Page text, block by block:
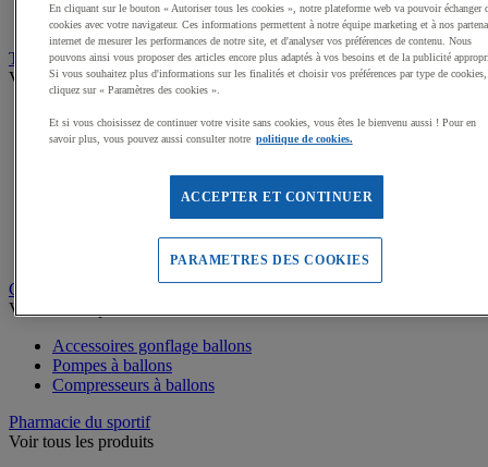
Podiums de sport
Transport et Rangement
Voir tous les produits
Sacs et Filets à ballons
Chariots de manutention
Bacs de rangement
Rangement Sportif
Gonflage et entretien des ballons
Voir tous les produits
Accessoires gonflage ballons
Pompes à ballons
Compresseurs à ballons
Pharmacie du sportif
Voir tous les produits
En cliquant sur le bouton « Autoriser tous les cookies », notre plateforme web va pouvoir échanger
cookies avec votre navigateur. Ces informations permettent à notre équipe marketing et à nos
internet de mesurer les performances de notre site, et d'analyser vos préférences de contenu. Nous
pouvons ainsi vous proposer des articles encore plus adaptés à vos besoins et de la publicité
Si vous souhaitez plus d'informations sur les finalités et choisir vos préférences par type de cookies,
cliquez sur « Paramètres des cookies ».
Et si vous choisissez de continuer votre visite sans cookies, vous êtes le bienvenu aussi ! Pour en
savoir plus, vous pouvez aussi consulter notre politique de cookies.
ACCEPTER ET CONTINUER
PARAMETRES DES COOKIES